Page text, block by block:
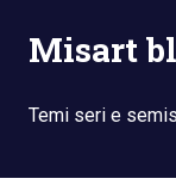
Misart
Temi seri e